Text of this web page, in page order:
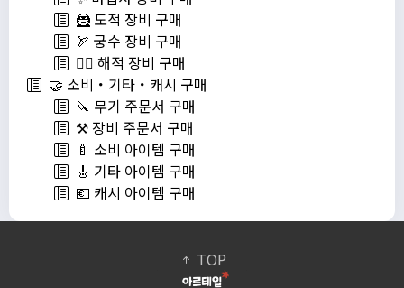
🦹 도적 장비 구매
🏹 궁수 장비 구매
🏴‍☠️ 해적 장비 구매
🤝 소비・기타・캐시 구매
🔪 무기 주문서 구매
⚒️ 장비 주문서 구매
🍼 소비 아이템 구매
🎸 기타 아이템 구매
💶 캐시 아이템 구매
TOP